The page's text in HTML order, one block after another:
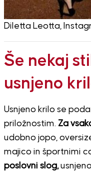
Diletta Leotta,
Še nekaj
usnjeno
Usnjeno krilo se
priložnostim. Za
udobno jopo,
majico in športnimi
poslovni slog,